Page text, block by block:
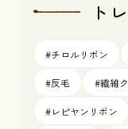
ト
#チロルリボン
#反毛 #繊維
#レピヤンリボン